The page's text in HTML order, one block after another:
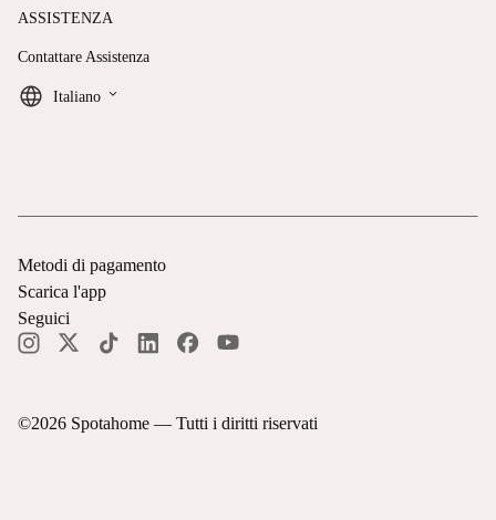
ASSISTENZA
Contattare Assistenza
Italiano keyboard_arrow_down
©2026 Spotahome — Tutti i diritti riservati
Metodi di pagamento
Scarica l'app
Seguici